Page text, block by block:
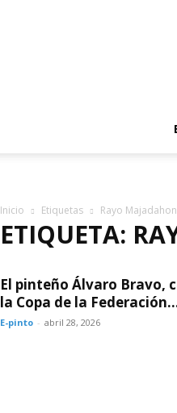
Inicio Etiquetas Rayo
ETIQUETA:
El pinteño Álvaro Bravo,
la Copa de la
E-pinto - abril 28, 2026